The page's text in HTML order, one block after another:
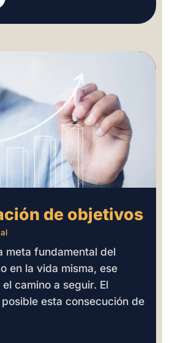
de objetivos
meta fundamental del
en la vida misma, ese
camino a seguir. El
esta consecución de